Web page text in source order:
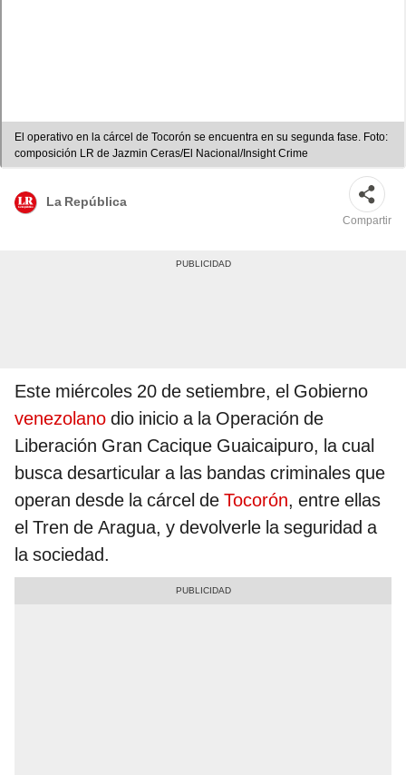
El operativo en la cárcel de Tocorón se encuentra en su segunda fase. Foto:
composición LR de Jazmin Ceras/El Nacional/Insight Crime
La República
Compartir
Este miércoles 20 de setiembre, el Gobierno
venezolano dio inicio a la Operación de
Liberación Gran Cacique Guaicaipuro, la cual
busca desarticular a las bandas criminales que
operan desde la cárcel de Tocorón, entre ellas
el Tren de Aragua, y devolverle la seguridad a
la sociedad.